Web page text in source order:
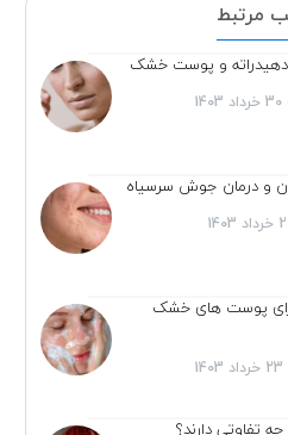
مرتبط
و پوست خشک
پوست های خشک
تفاوتی دارند؟